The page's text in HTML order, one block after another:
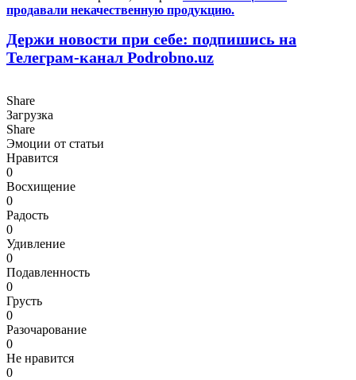
продавали некачественную продукцию.
Держи новости при себе: подпишись на
Телеграм-канал Podrobno.uz
Share
Загрузка
Share
Эмоции от статьи
Нравится
0
Восхищение
0
Радость
0
Удивление
0
Подавленность
0
Грусть
0
Разочарование
0
Не нравится
0